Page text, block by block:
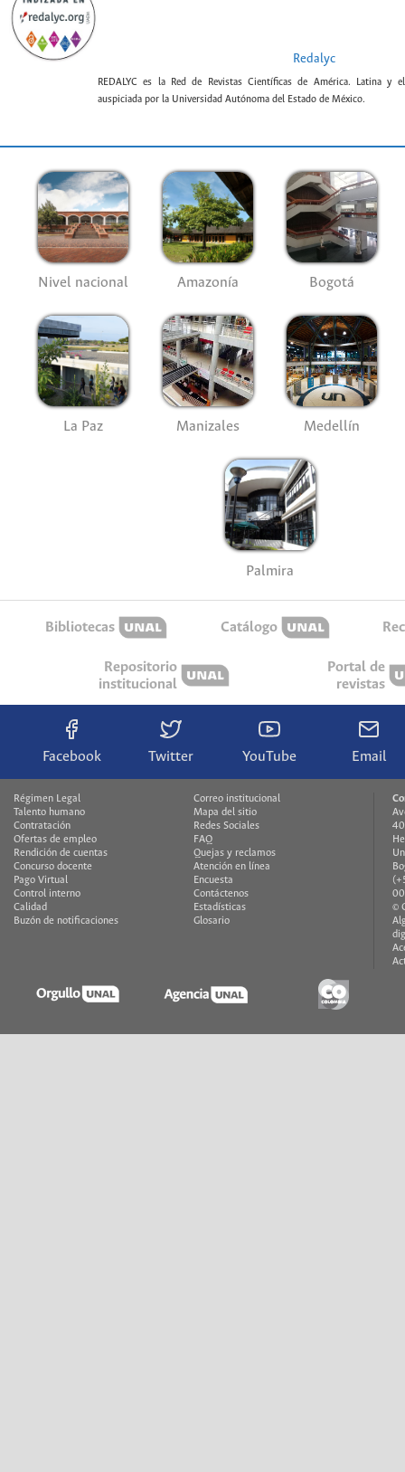
Redalyc
REDALYC es la Red de Revistas Científicas de América. Latina y
auspiciada por la Universidad Autónoma del Estado de México.
Nivel nacional Amazonía Bogotá
La Paz Manizales Medellín
Palmira
Bibliotecas Catálogo
Repositorio
institucional
Portal de
revistas
Facebook Twitter YouTube Email
Régimen Legal
Talento humano
Contratación
Ofertas de empleo
Rendición de cuentas
Concurso docente
Pago Virtual
Control interno
Calidad
Buzón de notificaciones
Correo institucional
Mapa del sitio
Redes Sociales
FAQ
Quejas y reclamos
Atención en línea
Encuesta
Contáctenos
Estadísticas
Glosario
©